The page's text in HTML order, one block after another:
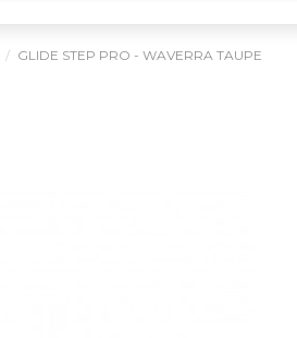
GLIDE STEP PRO - WAVERRA TAUPE